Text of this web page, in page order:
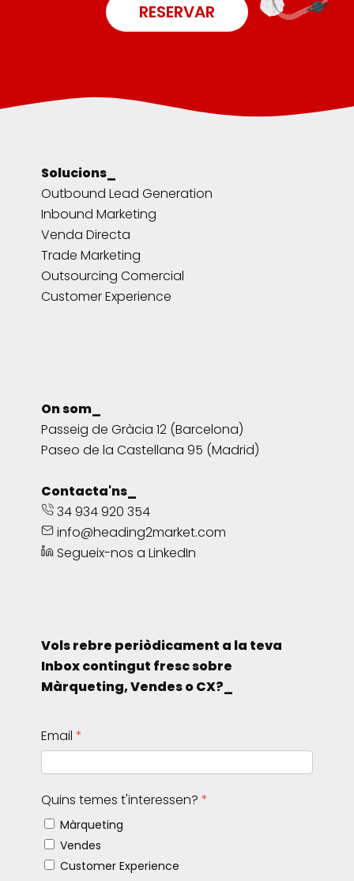
RESERVAR
Solucions_
Outbound Lead Generation
Inbound Marketing
Venda Directa
Trade Marketing
Outsourcing Comercial
Customer Experience
On som_
Passeig de Gràcia 12 (Barcelona)
Paseo de la Castellana 95 (Madrid)
Contacta'ns_
34 934 920 354
info@heading2market.com
Segueix-nos a LinkedIn
Vols rebre periòdicament a la teva
Inbox contingut fresc sobre
Màrqueting, Vendes o CX?_
Email
Quins temes t'interessen?
Màrqueting
Vendes
Customer Experience